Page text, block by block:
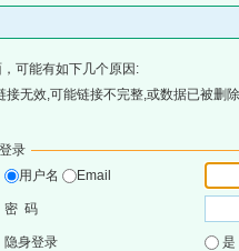
可能有如下几个原因:
无效,可能链接不完整,或数据已被删
登录
用户名
Email
密 码
隐身登录